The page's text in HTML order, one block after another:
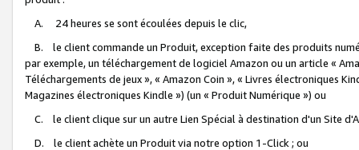
A. 24 heures se sont écoulées depuis le clic,
B. le client commande un Produit, exception faite des produits
par exemple, un téléchargement de logiciel Amazon ou un article «
Téléchargements de jeux », « Amazon Coin », « Livres électroniques
Magazines électroniques Kindle ») (un « Produit Numérique ») ou
C. le client clique sur un autre Lien Spécial à destination d'un Site
D. le client achète un Produit via notre option 1-Click ; ou